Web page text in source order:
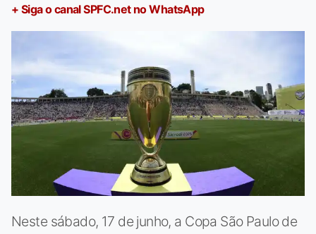
+ Siga o canal SPFC.net no WhatsApp
Neste sábado, 17 de junho, a Copa São Paulo de